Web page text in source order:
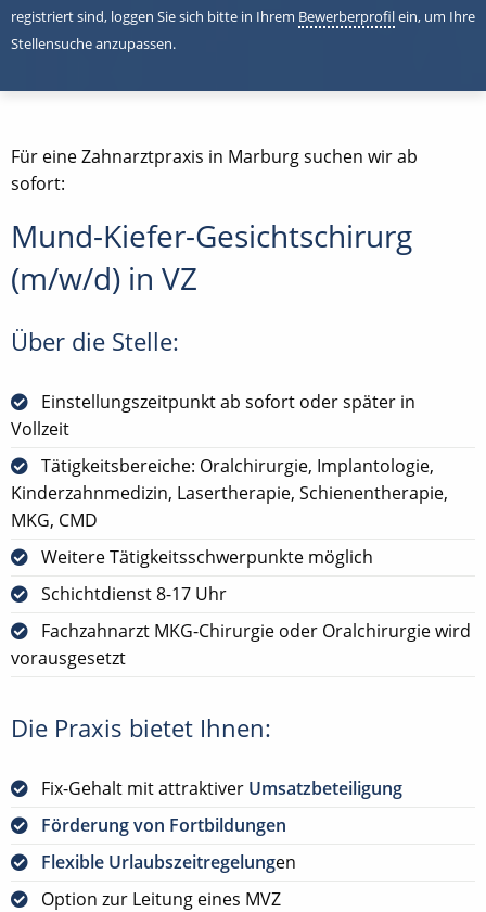
registriert sind, loggen Sie sich bitte in Ihrem Bewerberprofilein, um Ihre
Stellensuche anzupassen.
Für eine Zahnarztpraxis in Marburg suchen wir ab
sofort:
Mund-Kiefer-Gesichtschirurg
(m/w/d) in VZ
Über die Stelle:
Einstellungszeitpunkt ab sofort oder später in
Vollzeit
Tätigkeitsbereiche: Oralchirurgie, Implantologie,
Kinderzahnmedizin, Lasertherapie, Schienentherapie,
MKG, CMD
Weitere Tätigkeitsschwerpunkte möglich
Schichtdienst 8-17 Uhr
Fachzahnarzt MKG-Chirurgie oder Oralchirurgie wird
vorausgesetzt
Die Praxis bietet Ihnen:
Fix-Gehalt mit attraktiver Umsatzbeteiligung
Förderung von Fortbildungen
Flexible Urlaubszeitregelungen
Option zur Leitung eines MVZ